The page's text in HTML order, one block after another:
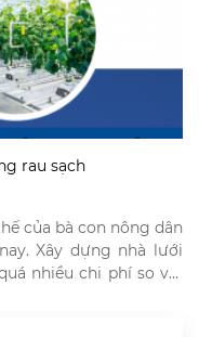
rau sạch
của bà con nông dân
Xây dựng nhà lưới
nhiều chi phí so với